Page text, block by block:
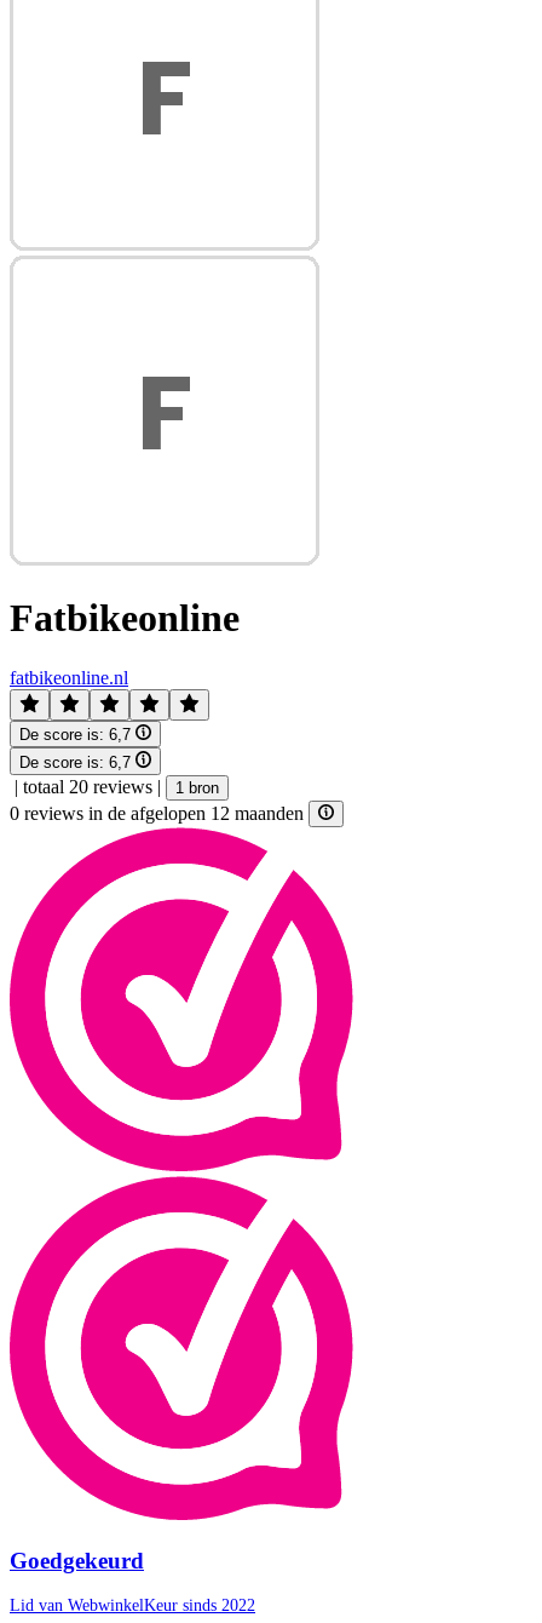
Fatbikeonline
fatbikeonline.nl
De score is: 6,7
De score is: 6,7
| totaal 20 reviews | 1 bron
0 reviews in de afgelopen 12 maanden
Goedgekeurd
Lid van WebwinkelKeur sinds 2022